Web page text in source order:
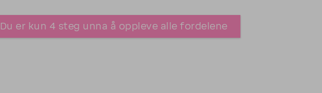
Du er kun 4 steg unna å oppleve alle fordelene